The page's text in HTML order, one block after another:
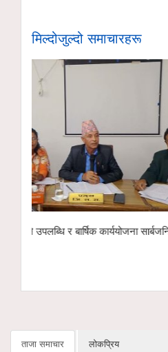
मिल्दोजुल्दो समाचारहरू
भूमिगत विद्युतीकरणअन्तर्गत ११ केभी
ताजा समाचार लोकप्रिय